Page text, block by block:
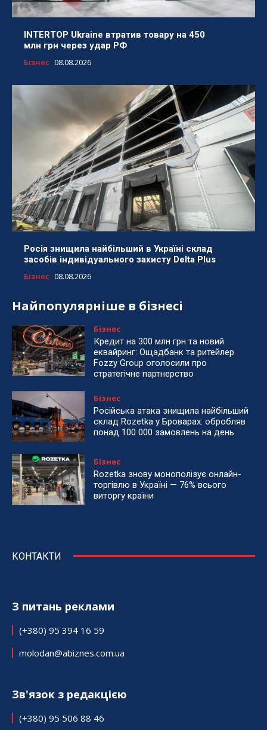
INTERTOP Ukraine втратив товару на 450
млн грн через удар РФ
Бізнес 08.08.2026
Росія знищила найбільший в Україні склад
засобів індивідуального захисту Delta Plus
Бізнес 08.08.2026
Найпопулярніше в бізнесі
Бізнес
Кредит на 300 млн грн та новий
еквайринг: Ощадбанк та ритейлер
Fozzy Group оголосили про
стратегічне партнерство
Бізнес
Російська атака знищила найбільший
склад Rozetka у Броварах: обробляв
понад 100 000 замовлень на день
Бізнес
Rozetka знову монополізує онлайн-
торгівлю в Україні — 76% всього
виторгу країни
КОНТАКТИ
З питань реклами
(+380) 95 394 16 59
molodan@abiznes.com.ua
Зв'язок з редакцією
(+380) 95 506 88 46